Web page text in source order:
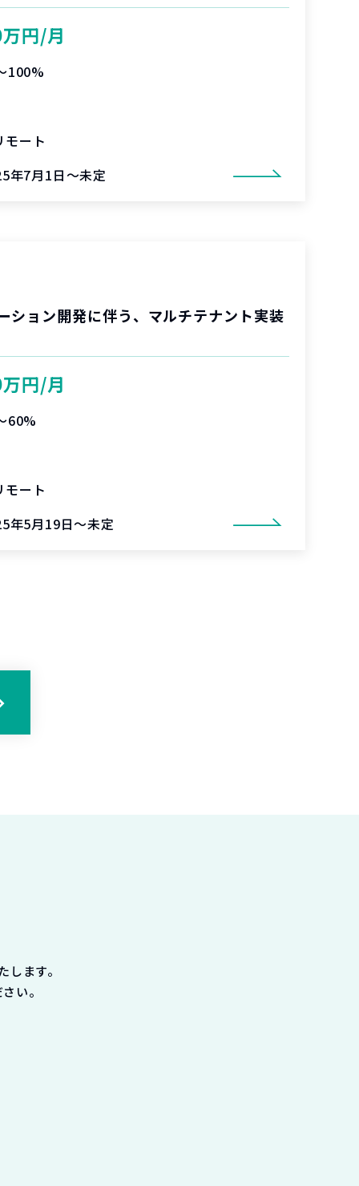
円/月
100%
モート
年7月1日～未定
ション開発に伴う、マルチテナント実装
円/月
60%
モート
年5月19日～未定
ます。
い。